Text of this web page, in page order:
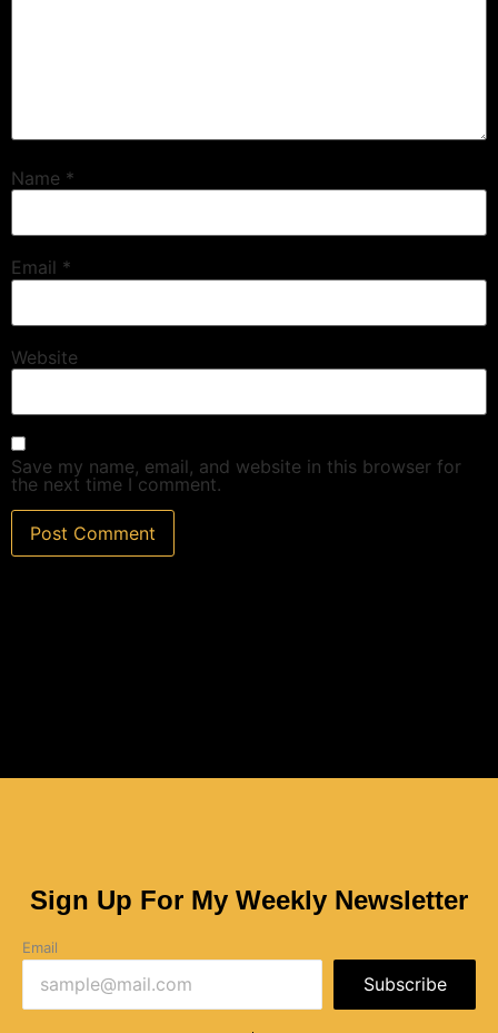
Name *
Email *
Website
Save my name, email, and website in this browser for
the next time I comment.
Sign Up For My Weekly Newsletter
Email
Subscribe